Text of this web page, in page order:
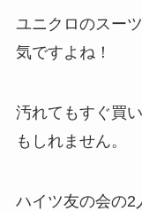
ユニクロのスー
気ですよね！
汚れてもすぐ買
もしれません。
ハイツ友の会の2